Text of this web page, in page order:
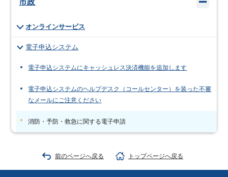
オンラインサービス
電子申込システム
電子申込システムにキャッシュレス決済機能を追加します
電子申込システムのヘルプデスク（コールセンター）を装った不審
なメールにご注意ください
消防・予防・救急に関する電子申請
前のページへ戻る トップページへ戻る